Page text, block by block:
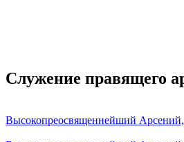
Служение правящего
Высокопреосвященнейший Арсений,